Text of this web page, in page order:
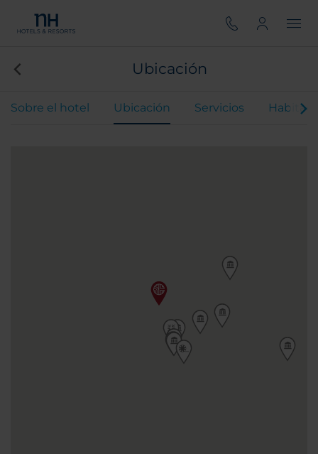
Ubicación
Sobre el hotel Ubicación Servicios